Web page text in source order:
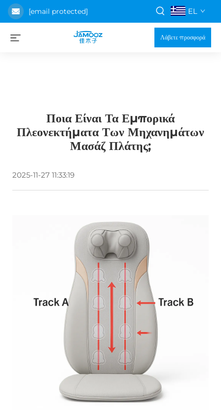
[email protected] EL
Λάβετε προσφορά
Ποια Είναι Τα Εμπορικά
Πλεονεκτήματα Των Μηχανημάτων
Μασάζ Πλάτης;
2025-11-27 11:33:19